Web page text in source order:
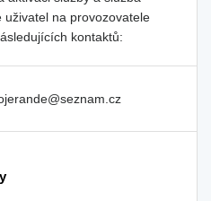
na provozovatele
kontaktů: